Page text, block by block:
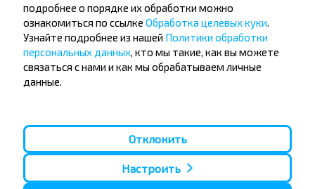
Островец-Свентокшиский
Остроленка
Острув-Велькопольский
Острув-Мазовецка
Оструда
Остшешув
Отвоцк
П
Пачкув
Пётркув-Трыбунальски
Пецки
подробнее о порядке их обработки можно
ознакомиться по ссылке Обработка целевых куки.
Узнайте подробнее из нашей Политики обработки
персональных данных, кто мы такие, как вы можете
связаться с нами и как мы обрабатываем личные
данные.
Отклонить
Настроить